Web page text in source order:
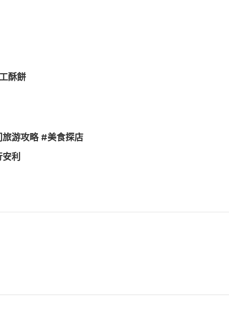
酥餅
游攻略 #美食探店
利